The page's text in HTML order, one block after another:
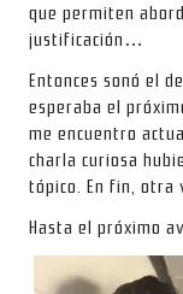
que permiten
justificación…
Entonces sonó el
esperaba el
me encuentro
charla curiosa
tópico. En fin,
Hasta el próximo